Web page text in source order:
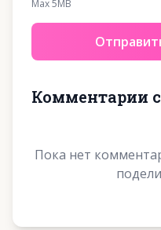
Max 5MB
Комментарии
Пока нет